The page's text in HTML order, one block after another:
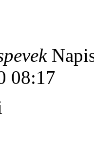
08:17